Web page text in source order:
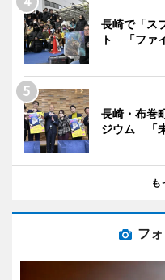
長崎で「ス
ト 「ファ
長崎・布巻
ジウム 「
も
フ